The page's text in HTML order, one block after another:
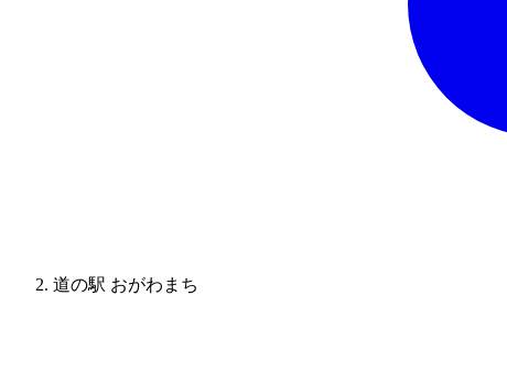
道の駅 おがわまち